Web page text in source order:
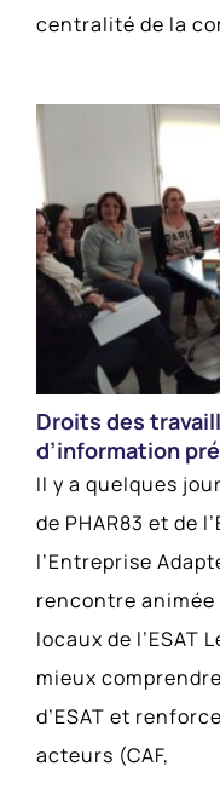
centralité de la
Droits des
d’information
Il y a quelques
de PHAR83 et de
l’Entreprise
rencontre animée
locaux de l’ESAT
mieux
d’ESAT et
acteurs (CAF,